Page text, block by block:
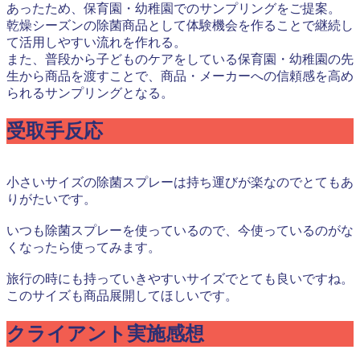
あったため、保育園・幼稚園でのサンプリングをご提案。
乾燥シーズンの除菌商品として体験機会を作ることで継続し
て活用しやすい流れを作れる。
また、普段から子どものケアをしている保育園・幼稚園の先
生から商品を渡すことで、商品・メーカーへの信頼感を高め
られるサンプリングとなる。
受取手反応
小さいサイズの除菌スプレーは持ち運びが楽なのでとてもあ
りがたいです。
いつも除菌スプレーを使っているので、今使っているのがな
くなったら使ってみます。
旅行の時にも持っていきやすいサイズでとても良いですね。
このサイズも商品展開してほしいです。
クライアント実施感想